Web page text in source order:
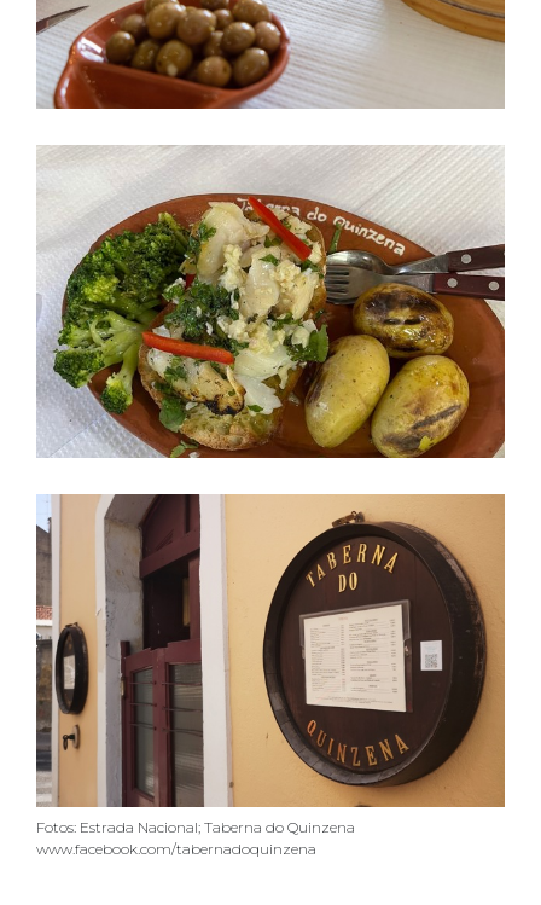
Fotos: Estrada Nacional; Taberna do Quinzena
www.facebook.com/tabernadoquinzena